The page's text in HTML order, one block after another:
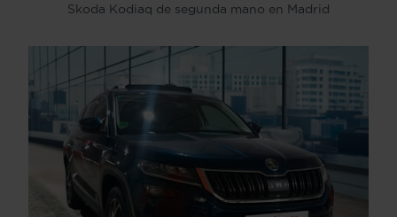
Skoda Kodiaq de segunda mano en Madrid